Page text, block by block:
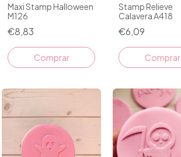
Maxi Stamp Halloween
M126
€8,83
Comprar
Stamp Relieve
Calavera A418
€6,09